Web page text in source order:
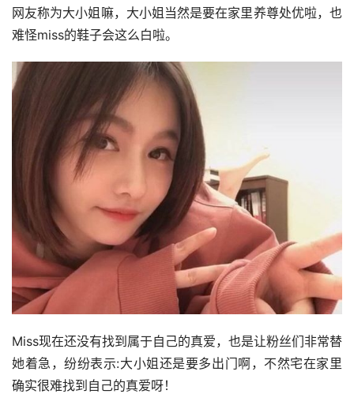
网友称为大小姐嘛，大小姐当然是要在家里养尊处优啦，也
难怪miss的鞋子会这么白啦。
Miss现在还没有找到属于自己的真爱，也是让粉丝们非常替
她着急，纷纷表示:大小姐还是要多出门啊，不然宅在家里
确实很难找到自己的真爱呀！